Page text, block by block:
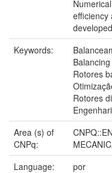
efficiency
Keywords:
Rotores
Rotores
Area (s) of
CNPq:
Language:
por